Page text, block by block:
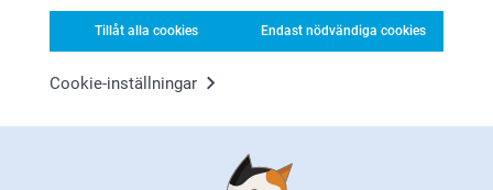
Tillåt alla cookies Endast nödvändiga cookies
Cookie-inställningar
(7 omdömen) 419,00